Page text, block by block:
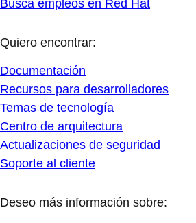
Busca empleos en Red Hat
Quiero encontrar:
Documentación
Recursos para desarrolladores
Temas de tecnología
Centro de arquitectura
Actualizaciones de seguridad
Soporte al cliente
Deseo más información sobre: